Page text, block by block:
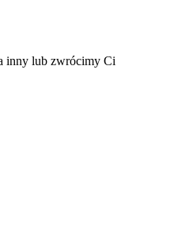
inny lub zwrócimy Ci